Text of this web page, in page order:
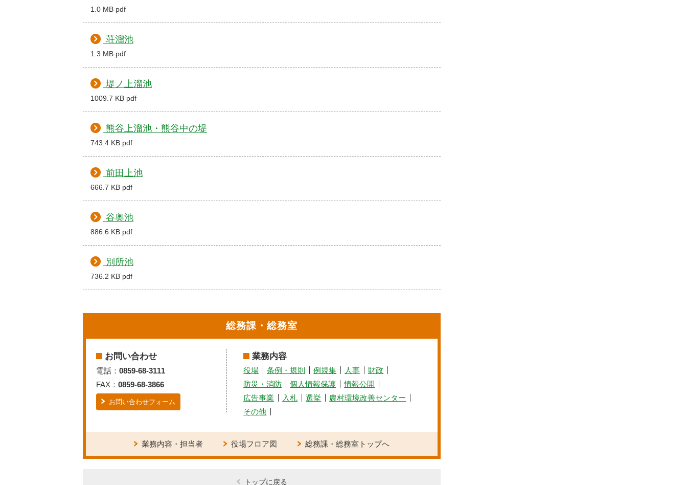
1.0 MB pdf
荘溜池
1.3 MB pdf
堤ノ上溜池
1009.7 KB pdf
熊谷上溜池・熊谷中の堤
743.4 KB pdf
前田上池
666.7 KB pdf
谷奥池
886.6 KB pdf
別所池
736.2 KB pdf
総務課・総務室
お問い合わせ
電話： 0859-68-3111
FAX： 0859-68-3866
お問い合わせフォーム
業務内容
役場 条例・規則 例規集 人事
財政
防災・消防
個人情報保護
情報公開
広告事業
入札 選挙
農村環境改善センター
その他
業務内容・担当者 役場フロア図 総務課・総務室トップへ
トップに戻る